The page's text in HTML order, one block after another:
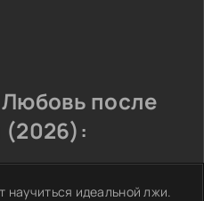
после
(2026):
научиться идеальной лжи.